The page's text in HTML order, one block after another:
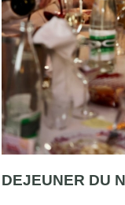
DEJEUNER DU